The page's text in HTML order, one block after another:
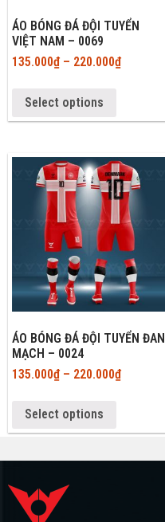
ÁO BÓNG ĐÁ ĐỘI TUYỂN
VIỆT NAM – 0069
135.000₫– 220.000₫
Select options
ÁO BÓNG ĐÁ ĐỘI TUYỂN ĐAN
MẠCH – 0024
135.000₫– 220.000₫
Select options